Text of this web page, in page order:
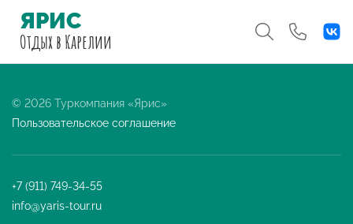
ЯРИС
Отдыхв Карелии
© 2026 Туркомпания «Ярис»
Пользовательское соглашение
+7 (911) 749-34-55
info@yaris-tour.ru